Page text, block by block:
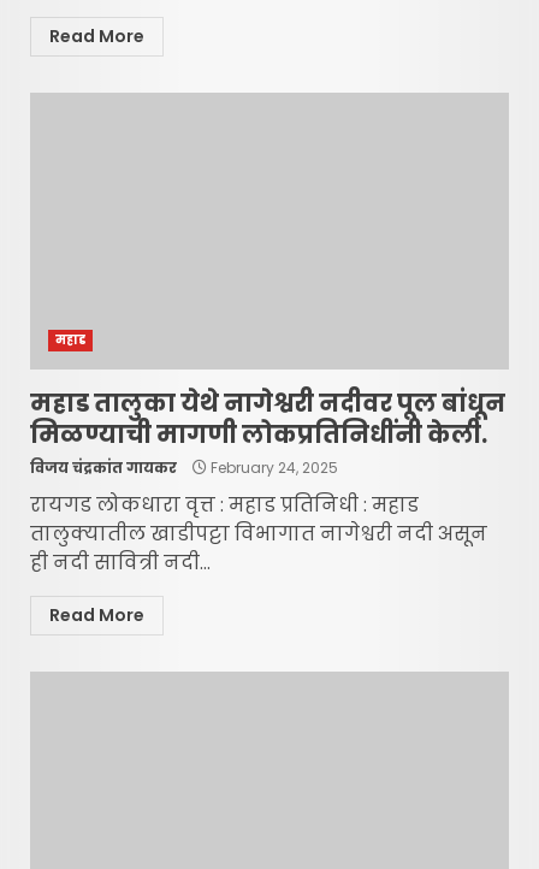
Read More
महाड
महाड तालुका येथे नागेश्वरी नदीवर पूल बांधून
मिळण्याची मागणी लोकप्रतिनिधींनी केली.
विजय चंद्रकांत गायकर February 24, 2025
रायगड लोकधारा वृत्त : महाड प्रतिनिधी : महाड
तालुक्यातील खाडीपट्टा विभागात नागेश्वरी नदी असून
ही नदी सावित्री नदी...
Read More